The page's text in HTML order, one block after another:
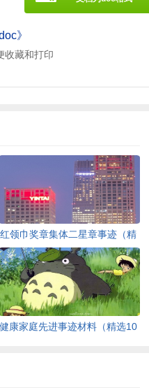
》
收藏和打印
红领巾奖章集体二星章事迹（精
选13篇）
健康家庭先进事迹材料（精选10